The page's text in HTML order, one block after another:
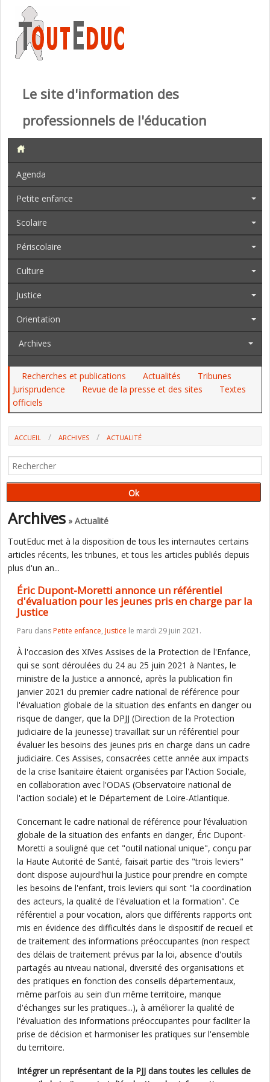
Le site d'information des
professionnels de l'éducation
Agenda
Petite enfance
Scolaire
Périscolaire
Culture
Justice
Orientation
Archives
Recherches et publications Actualités
Tribunes
Jurisprudence
Revue de la presse et des sites
Textes
officiels
ACCUEIL ARCHIVES
ACTUALITÉ
POUR LES JEUNES PRIS EN CHARGE PAR LA JUSTICE
Archives » Actualité
ToutEduc met à la disposition de tous les internautes certains
articles récents, les tribunes, et tous les articles publiés depuis
plus d'un an...
Éric Dupont-Moretti annonce un référentiel
d'évaluation pour les jeunes pris en charge par la
Justice
Paru dansPetite enfance, Justice le mardi 29 juin 2021.
À l'occasion des XIVes Assises de la Protection de l'Enfance,
qui se sont déroulées du 24 au 25 juin 2021 à Nantes, le
ministre de la Justice a annoncé, après la publication fin
janvier 2021 du premier cadre national de référence pour
l'évaluation globale de la situation des enfants en danger ou
risque de danger, que la DPJJ (Direction de la Protection
judiciaire de la jeunesse) travaillait sur un référentiel pour
évaluer les besoins des jeunes pris en charge dans un cadre
judiciaire. Ces Assises, consacrées cette année aux impacts
de la crise lsanitaire étaient organisées par l'Action Sociale,
en collaboration avec l'ODAS (Observatoire national de
l'action sociale) et le Département de Loire-Atlantique.
Concernant le cadre national de référence pour l’évaluation
globale de la situation des enfants en danger, Éric Dupont-
Moretti a souligné que cet "outil national unique", conçu par
la Haute Autorité de Santé, faisait partie des "trois leviers"
dont dispose aujourd'hui la Justice pour prendre en compte
les besoins de l'enfant, trois leviers qui sont "la coordination
des acteurs, la qualité de l'évaluation et la formation". Ce
référentiel a pour vocation, alors que différents rapports ont
mis en évidence des difficultés dans le dispositif de recueil et
de traitement des informations préoccupantes (non respect
des délais de traitement prévus par la loi, absence d'outils
partagés au niveau national, diversité des organisations et
des pratiques en fonction des conseils départementaux,
même parfois au sein d'un même territoire, manque
d'échanges sur les pratiques...), à améliorer la qualité de
l'évaluation des informations préoccupantes pour faciliter la
prise de décision et harmoniser les pratiques sur l'ensemble
du territoire.
Intégrer un représentant de la PJJ dans toutes les cellules de